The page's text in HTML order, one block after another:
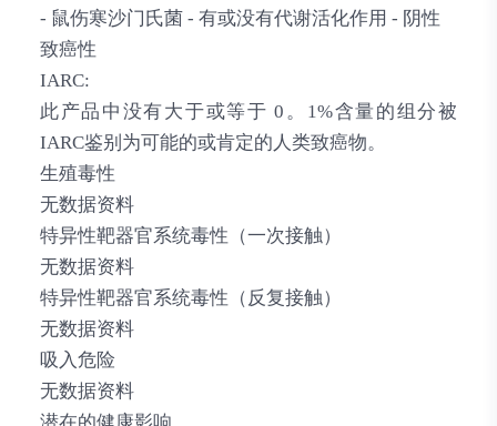
- 鼠伤寒沙门氏菌 - 有或没有代谢活化作用 - 阴性
致癌性
IARC:
此产品中没有大于或等于 0。1%含量的组分被
IARC鉴别为可能的或肯定的人类致癌物。
生殖毒性
无数据资料
特异性靶器官系统毒性（一次接触）
无数据资料
特异性靶器官系统毒性（反复接触）
无数据资料
吸入危险
无数据资料